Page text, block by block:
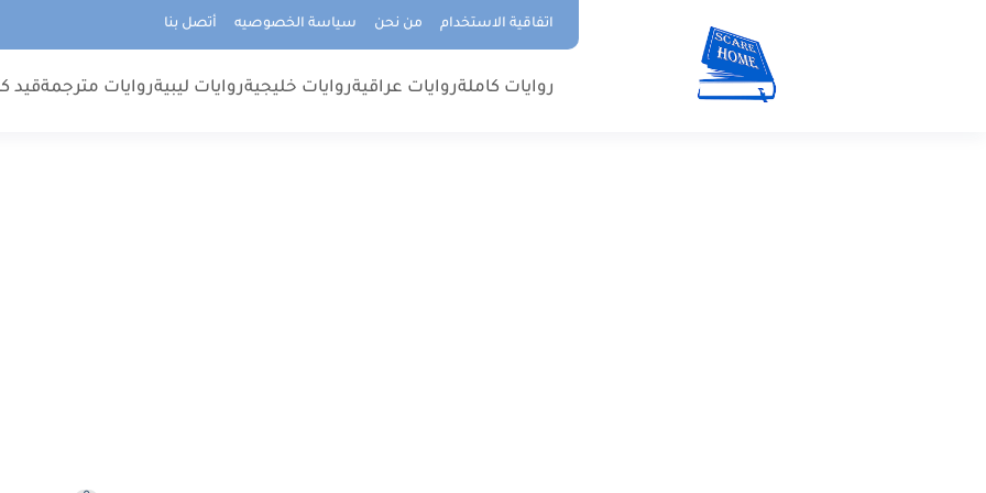
اتفاقية الاستخدام من نحن سياسة الخصوصيه أتصل بنا
روايات كاملةروايات عراقيةروايات خليجيةروايات ليبيةروايات مترجمةقيد